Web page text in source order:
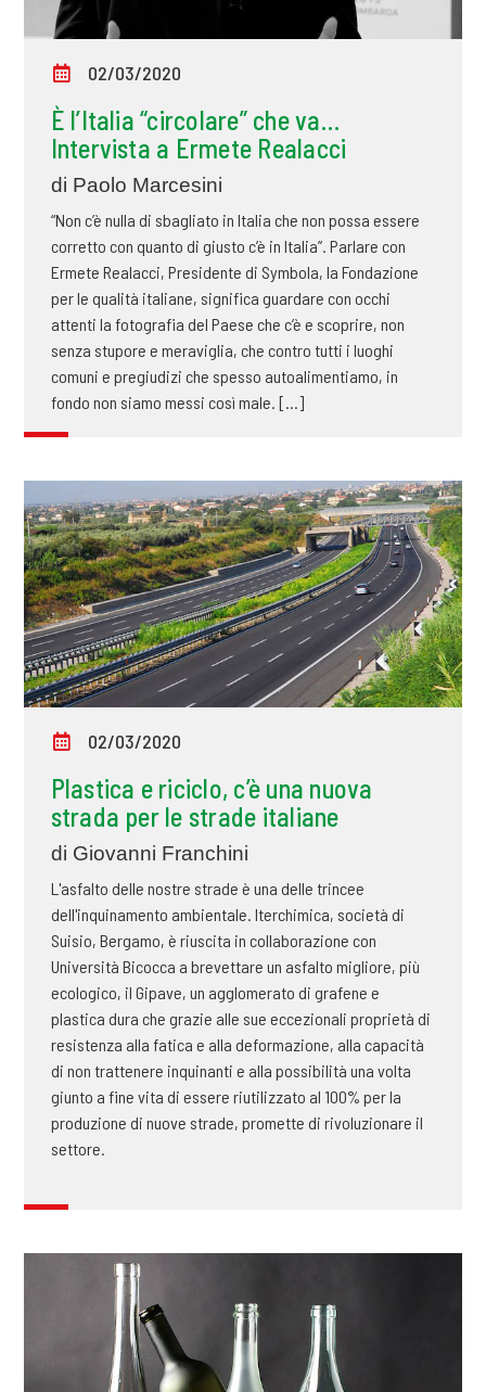
02/03/2020
È l’Italia “circolare” che va…
Intervista a Ermete Realacci
di Paolo Marcesini
“Non c’è nulla di sbagliato in Italia che non possa essere
corretto con quanto di giusto c’è in Italia”. Parlare con
Ermete Realacci, Presidente di Symbola, la Fondazione
per le qualità italiane, significa guardare con occhi
attenti la fotografia del Paese che c’è e scoprire, non
senza stupore e meraviglia, che contro tutti i luoghi
comuni e pregiudizi che spesso autoalimentiamo, in
fondo non siamo messi così male. [...]
02/03/2020
Plastica e riciclo, c’è una nuova
strada per le strade italiane
di Giovanni Franchini
L'asfalto delle nostre strade è una delle trincee
dell'inquinamento ambientale. Iterchimica, società di
Suisio, Bergamo, è riuscita in collaborazione con
Università Bicocca a brevettare un asfalto migliore, più
ecologico, il Gipave, un agglomerato di grafene e
plastica dura che grazie alle sue eccezionali proprietà di
resistenza alla fatica e alla deformazione, alla capacità
di non trattenere inquinanti e alla possibilità una volta
giunto a fine vita di essere riutilizzato al 100% per la
produzione di nuove strade, promette di rivoluzionare il
settore.